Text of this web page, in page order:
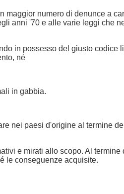
maggior numero di denunce a
anni '70 e alle varie leggi che
in possesso del giusto codice
né
in gabbia.
nei paesi d'origine al termine
e mirati allo scopo. Al
le conseguenze acquisite.